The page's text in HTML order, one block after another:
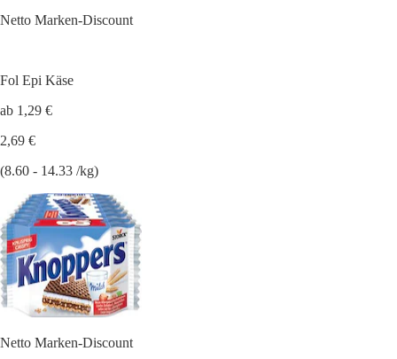
Netto Marken-Discount
Fol Epi Käse
ab 1,29 €
2,69 €
(8.60 - 14.33 /kg)
Netto Marken-Discount